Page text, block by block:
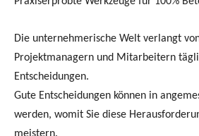
meistern.
Die dafür notwendigen praxiserprobten
100%ige Beteiligung aller in wenigen
erhalten Sie in diesem Seminar an die
Grundlagen des
eigene Erfahrungen in der Anwendung